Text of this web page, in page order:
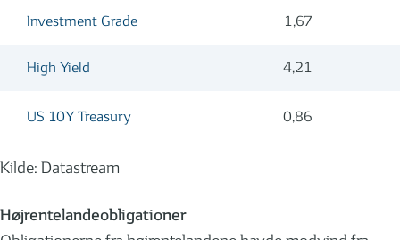
Investment Grade 1,67
High Yield 4,21
US 10Y Treasury 0,86
Kilde: Datastream
Højrentelandeobligationer